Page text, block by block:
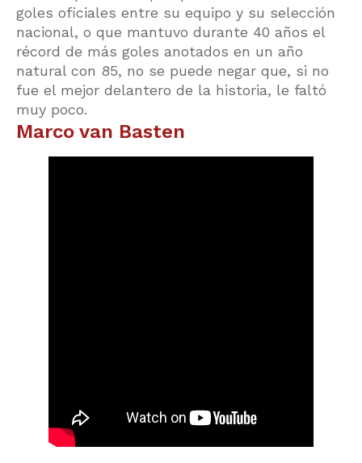
goles oficiales entre su equipo y su selección
nacional, o que mantuvo durante 40 años el
récord de más goles anotados en un año
natural con 85, no se puede negar que, si no
fue el mejor delantero de la historia, le faltó
muy poco.
Marco van Basten